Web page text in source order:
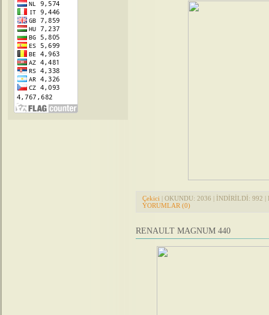
Çekici | OKUNDU: 2036 | İNDİRİLDİ: 992 |
YORUMLAR (0)
RENAULT MAGNUM 440